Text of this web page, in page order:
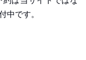
中です。